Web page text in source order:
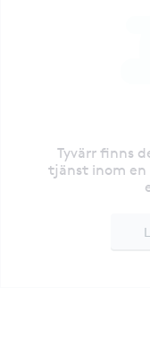
Tyvärr finns
tjänst inom en